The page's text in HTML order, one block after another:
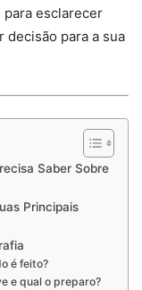
para esclarecer
decisão para a sua
Saber Sobre
Principais
é feito?
e qual o preparo?